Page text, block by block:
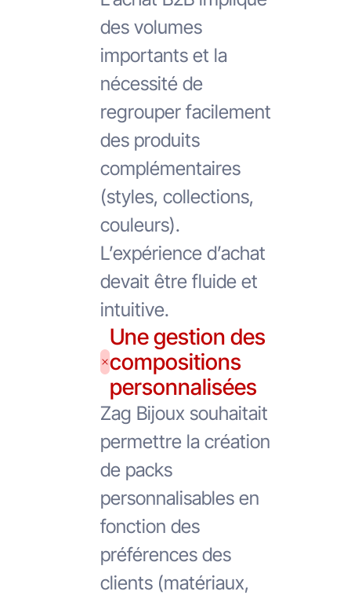
des volumes
importants et la
nécessité de
regrouper facilement
des produits
complémentaires
(styles, collections,
couleurs).
L’expérience d’achat
devait être fluide et
intuitive.
Une gestion des
compositions
personnalisées
Zag Bijoux souhaitait
permettre la création
de packs
personnalisables en
fonction des
préférences des
clients (matériaux,